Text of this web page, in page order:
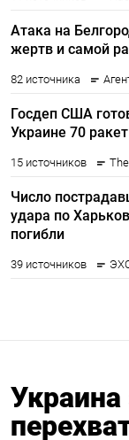
Украина